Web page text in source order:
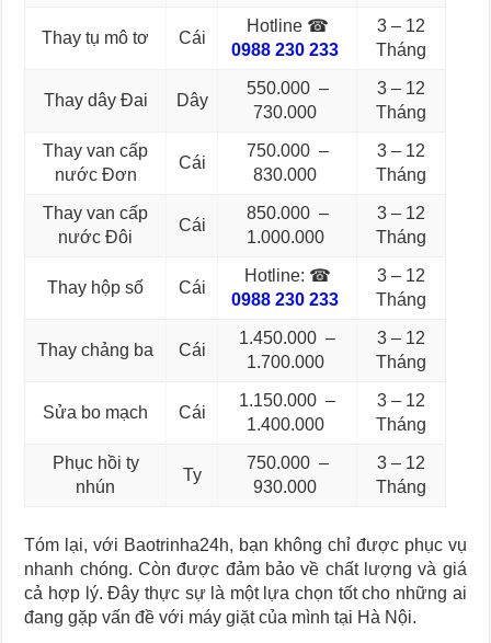
Thay tụ mô tơ Cái
Hotline ☎
0988 230 233
3 – 12
Tháng
Thay dây Đai Dây
550.000 –
730.000
3 – 12
Tháng
Thay van cấp
nước Đơn
Cái
750.000 –
830.000
3 – 12
Tháng
Thay van cấp
nước Đôi
Cái
850.000 –
1.000.000
3 – 12
Tháng
Thay hộp số Cái
Hotline: ☎
0988 230 233
3 – 12
Tháng
Thay chảng ba Cái
1.450.000 –
1.700.000
3 – 12
Tháng
Sửa bo mạch Cái
1.150.000 –
1.400.000
3 – 12
Tháng
Phục hồi ty
nhún
Ty
750.000 –
930.000
3 – 12
Tháng
Tóm lại, với Baotrinha24h, bạn không chỉ được phục vụ
nhanh chóng. Còn được đảm bảo về chất lượng và giá
cả hợp lý. Đây thực sự là một lựa chọn tốt cho những ai
đang gặp vấn đề với máy giặt của mình tại Hà Nội.